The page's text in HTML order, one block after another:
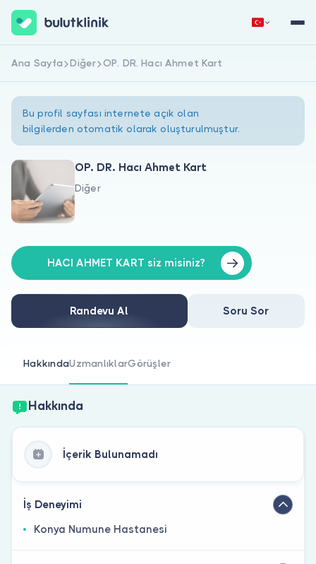
Hakkımızda
Doktorlar için
Doktor musunuz?
Hemen Kaydol Giriş Yap
Ana Sayfa Diğer OP. DR. Hacı Ahmet Kart
Bu profil sayfası internete açık olan
bilgilerden otomatik olarak oluşturulmuştur.
OP. DR. Hacı Ahmet Kart
Diğer
HACI AHMET KART siz misiniz?
Randevu Al Soru Sor
HakkındaUzmanlıklarGörüşler
Hakkında
İçerik Bulunamadı
İş Deneyimi
Konya Numune Hastanesi